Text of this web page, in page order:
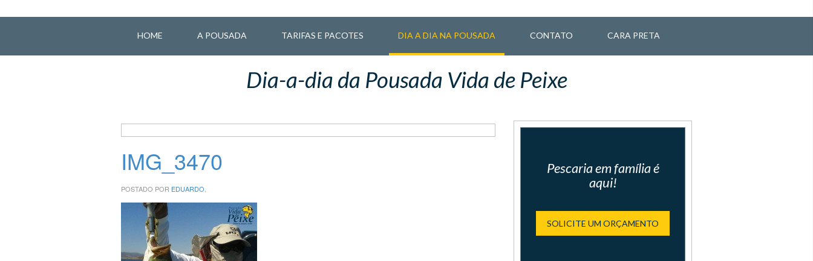
HOME A POUSADA TARIFAS E PACOTES DIA A DIA NA POUSADA CONTATO CARA PRETA
Dia-a-dia da Pousada Vida de Peixe
IMG_3470
POSTADO POR EDUARDO,
Pescaria em família é
aqui!
SOLICITE UM ORÇAMENTO